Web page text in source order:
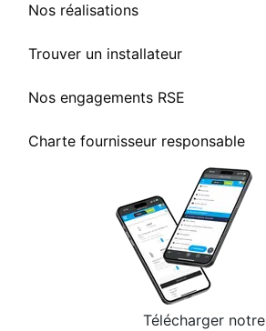
Nos réalisations
Trouver un installateur
Nos engagements RSE
Charte fournisseur responsable
Télécharger notre